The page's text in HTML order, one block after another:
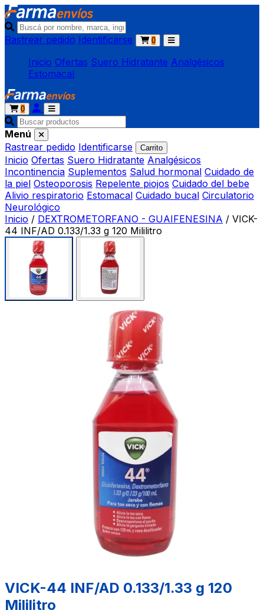
Rastrear pedido Identificarse 0
Inicio Ofertas Suero Hidratante Analgésicos
Estomacal
0
Menú
Rastrear pedido Identificarse Carrito
Inicio Ofertas Suero Hidratante Analgésicos
Incontinencia Suplementos Salud hormonal Cuidado de
la piel Osteoporosis Repelente piojos Cuidado del bebe
Alivio respiratorio Estomacal Cuidado bucal Circulatorio
Neurológico
Inicio / DEXTROMETORFANO - GUAIFENESINA / VICK-
44 INF/AD 0.133/1.33 g 120 Mililitro
VICK-44 INF/AD 0.133/1.33 g 120
Mililitro